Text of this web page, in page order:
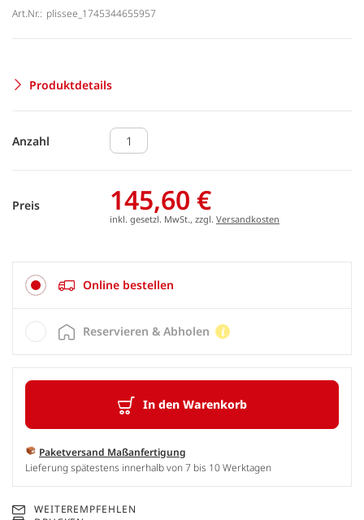
Art.Nr.: plissee_1745344655957
Produktdetails
Anzahl
Preis 145,60 €
inkl. gesetzl. MwSt., zzgl. Versandkosten
Online bestellen
In den Warenkorb
Paketversand Maßanfertigung
Lieferung spätestens innerhalb von 7 bis 10 Werktagen
Reservieren & Abholen
WEITEREMPFEHLEN